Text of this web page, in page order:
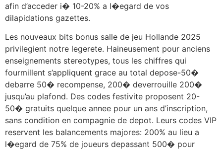
afin d’acceder i� 10-20% a l�egard de vos
dilapidations gazettes.
Les nouveaux bits bonus salle de jeu Hollande 2025
privilegient notre legerete. Haineusement pour anciens
enseignements stereotypes, tous les chiffres qui
fourmillent s’appliquent grace au total depose-50�
debarre 50� recompense, 200� deverrouille 200�
jusqu’au plafond. Des codes festivite proposent 20-
50� gratuits quelque annee pour un ans d’inscription,
sans condition en compagnie de depot. Leurs codes VIP
reservent les balancements majores: 200% au lieu a
l�egard de 75% de joueurs depassant 500� pour